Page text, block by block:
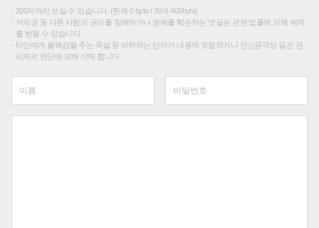
200자까지 쓰실 수 있습니다. (현재 0 byte / 최대 400byte)
저작권 등 다른 사람의 권리를 침해하거나 명예를 훼손하는 댓글은 관련 법률에 의해 제재
를 받을 수 있습니다.
타인에게 불쾌감을 주는 욕설 등 비하하는 단어가 내용에 포함되거나 인신공격성 글은 관
리자의 판단에 의해 삭제 합니다.